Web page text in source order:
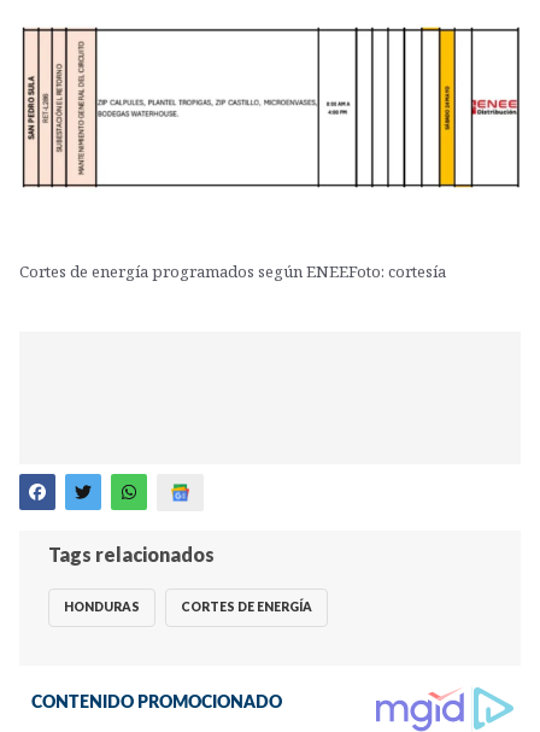
Cortes de energía programados según ENEEFoto: cortesía
Tags relacionados
HONDURAS CORTES DE ENERGÍA